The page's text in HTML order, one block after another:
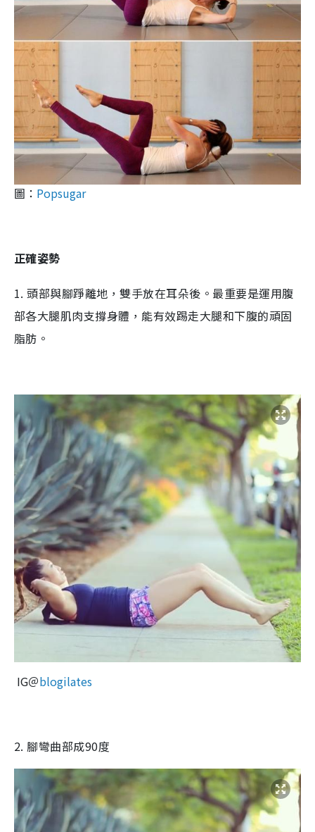
圖： Popsugar
正確姿勢
1.頭部與腳踭離地，雙手放在耳朵後。最重要是運用腹
部各大腿肌肉支撐身體，能有效踢走大腿和下腹的頑固
脂肪。
IG＠blogilates
2. 腳彎曲部成90度